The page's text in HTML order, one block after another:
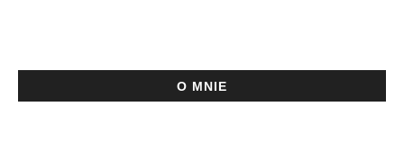
O MNIE